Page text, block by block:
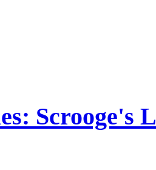
Scrooge's